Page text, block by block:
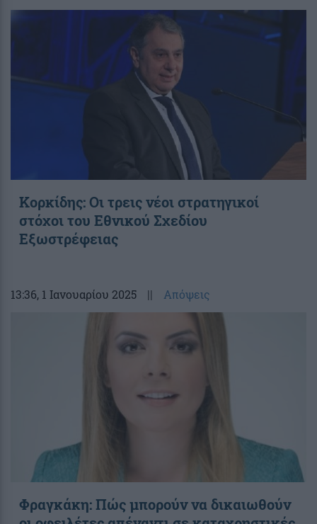
Κορκίδης: Οι τρεις νέοι στρατηγικοί
στόχοι του Εθνικού Σχεδίου
Εξωστρέφειας
13:36, 1 Ιανουαρίου 2025 || Απόψεις
Φραγκάκη: Πώς μπορούν να δικαιωθούν